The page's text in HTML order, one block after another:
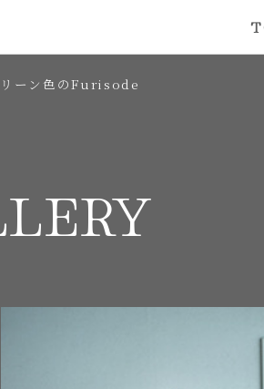
ーン色のFurisode